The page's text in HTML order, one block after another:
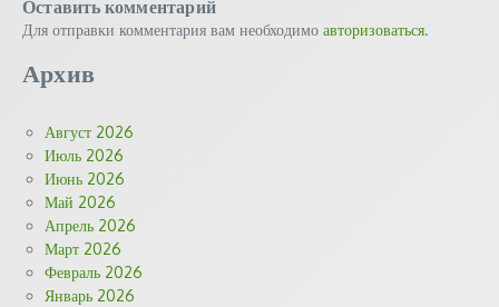
Оставить комментарий
Для отправки комментария вам необходимо авторизоваться.
Архив
Август 2026
Июль 2026
Июнь 2026
Май 2026
Апрель 2026
Март 2026
Февраль 2026
Январь 2026